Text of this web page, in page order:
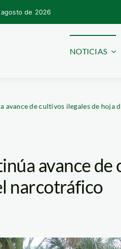
de 2026
NOTICIAS
avance de cultivos ilegales de hoja
avance de
narcotráfico